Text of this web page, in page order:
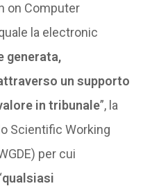
on Computer
la electronic
generata,
un supporto
in tribunale”, la
Scientific Working
per cui
qualsiasi